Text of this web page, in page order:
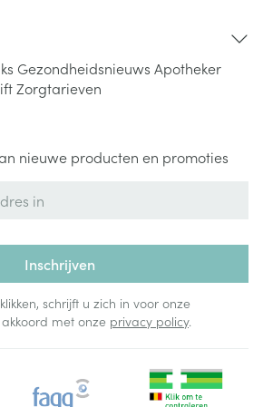
Gezondheidsnieuws Apotheker
Zorgtarieven
nieuwe producten en promoties
Inschrijven
schrijft u zich in voor onze
met onze privacy policy.